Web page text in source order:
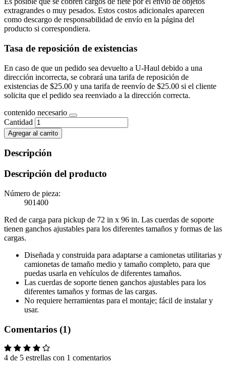
extragrandes o muy pesados. Estos costos adicionales aparecen
como descargo de responsabilidad de envío en la página del
producto si correspondiera.
Tasa de reposición de existencias
En caso de que un pedido sea devuelto a U-Haul debido a una
dirección incorrecta, se cobrará una tarifa de reposición de
existencias de $25.00 y una tarifa de reenvío de $25.00 si el cliente
solicita que el pedido sea reenviado a la dirección correcta.
contenido necesario
Cantidad
Agregar al carrito
Descripción
Descripción del producto
Número de pieza:
901400
Red de carga para pickup de 72 in x 96 in. Las cuerdas de soporte
tienen ganchos ajustables para los diferentes tamaños y formas de las
cargas.
Diseñada y construida para adaptarse a camionetas utilitarias y
camionetas de tamaño medio y tamaño completo, para que
puedas usarla en vehículos de diferentes tamaños.
Las cuerdas de soporte tienen ganchos ajustables para los
diferentes tamaños y formas de las cargas.
No requiere herramientas para el montaje; fácil de instalar y
usar.
Comentarios (1)
4 de 5 estrellas con 1 comentarios